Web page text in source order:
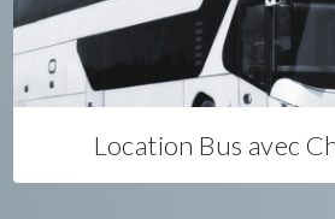
Location Bus avec